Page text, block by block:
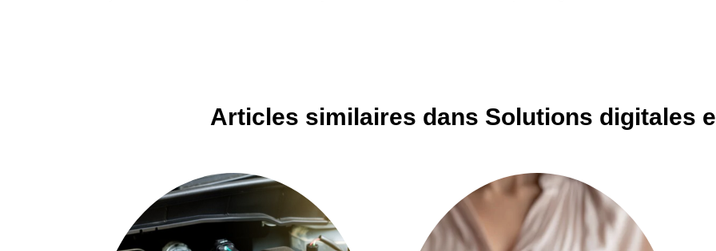
Articles similaires dans Solutions digitales